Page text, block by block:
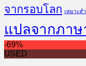
จากรอบโลก เหมาะส
แปลจากภาษ
-69%
USED